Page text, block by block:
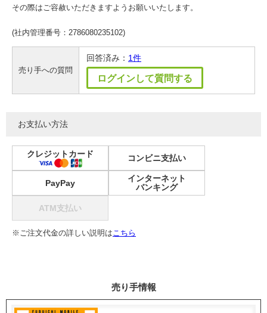
その際はご容赦いただきますようお願いいたします。
(社内管理番号：2786080235102)
売り手への質問
回答済み： 1件
ログインして質問する
お支払い方法
クレジットカード コンビニ支払い
PayPay
インターネット
バンキング
ATM支払い
※ご注文代金の詳しい説明はこちら
売り手情報